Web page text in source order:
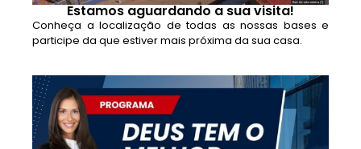
Estamos aguardando a sua visita!
Conheça a localização de todas as nossas bases e
participe da que estiver mais próxima da sua casa.